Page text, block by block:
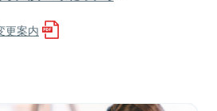
更案内